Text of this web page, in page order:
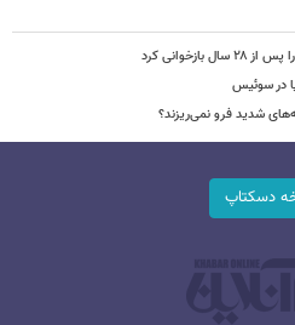
کرد
در سوئیس
شدید فرو نمی‌ریزند؟
دسکتاپ